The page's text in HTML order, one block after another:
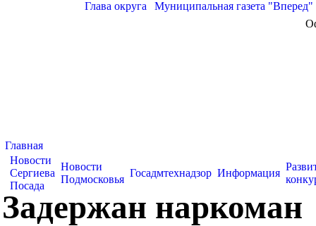
Глава округа Муниципальная газета "Вперед"
Главная
Новости
Сергиева
Посада
Новости
Подмосковья
Госадмтехнадзор Информация
Задержан наркоман